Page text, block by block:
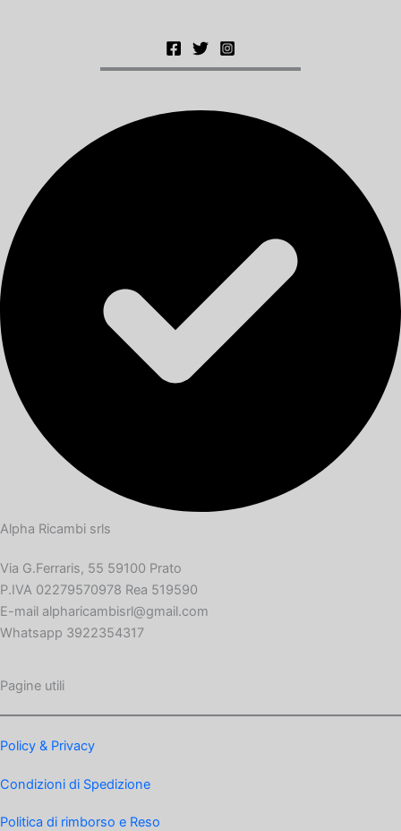
Alpha Ricambi srls
Via G.Ferraris, 55 59100 Prato
P.IVA 02279570978 Rea 519590
E-mail alpharicambisrl@gmail.com
Whatsapp 3922354317
Pagine utili
Policy & Privacy
Condizioni di Spedizione
Politica di rimborso e Reso